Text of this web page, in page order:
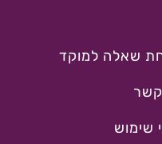
שאלה למוקד
קשר
שימוש